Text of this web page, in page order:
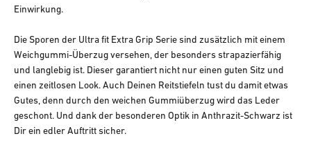
Einwirkung.
Die Sporen der Ultra fit Extra Grip Serie sind zusätzlich mit einem
Weichgummi-Überzug versehen, der besonders strapazierfähig
und langlebig ist. Dieser garantiert nicht nur einen guten Sitz und
einen zeitlosen Look. Auch Deinen Reitstiefeln tust du damit etwas
Gutes, denn durch den weichen Gummiüberzug wird das Leder
geschont. Und dank der besonderen Optik in Anthrazit-Schwarz ist
Dir ein edler Auftritt sicher.